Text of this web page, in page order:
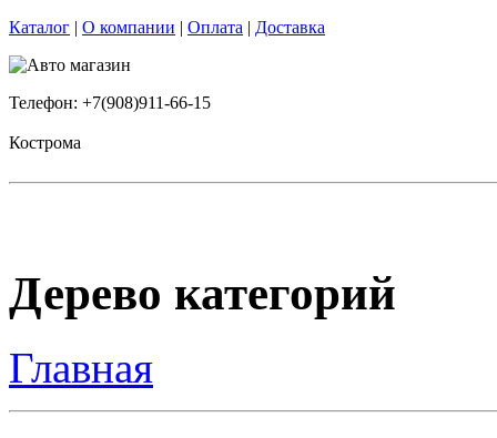
Каталог | О компании | Оплата | Доставка
Телефон: +7(908)911-66-15
Кострома
Дерево категорий
Главная